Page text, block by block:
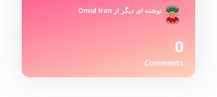
نوشته ای دیگر از Omid Iran
0
Comments